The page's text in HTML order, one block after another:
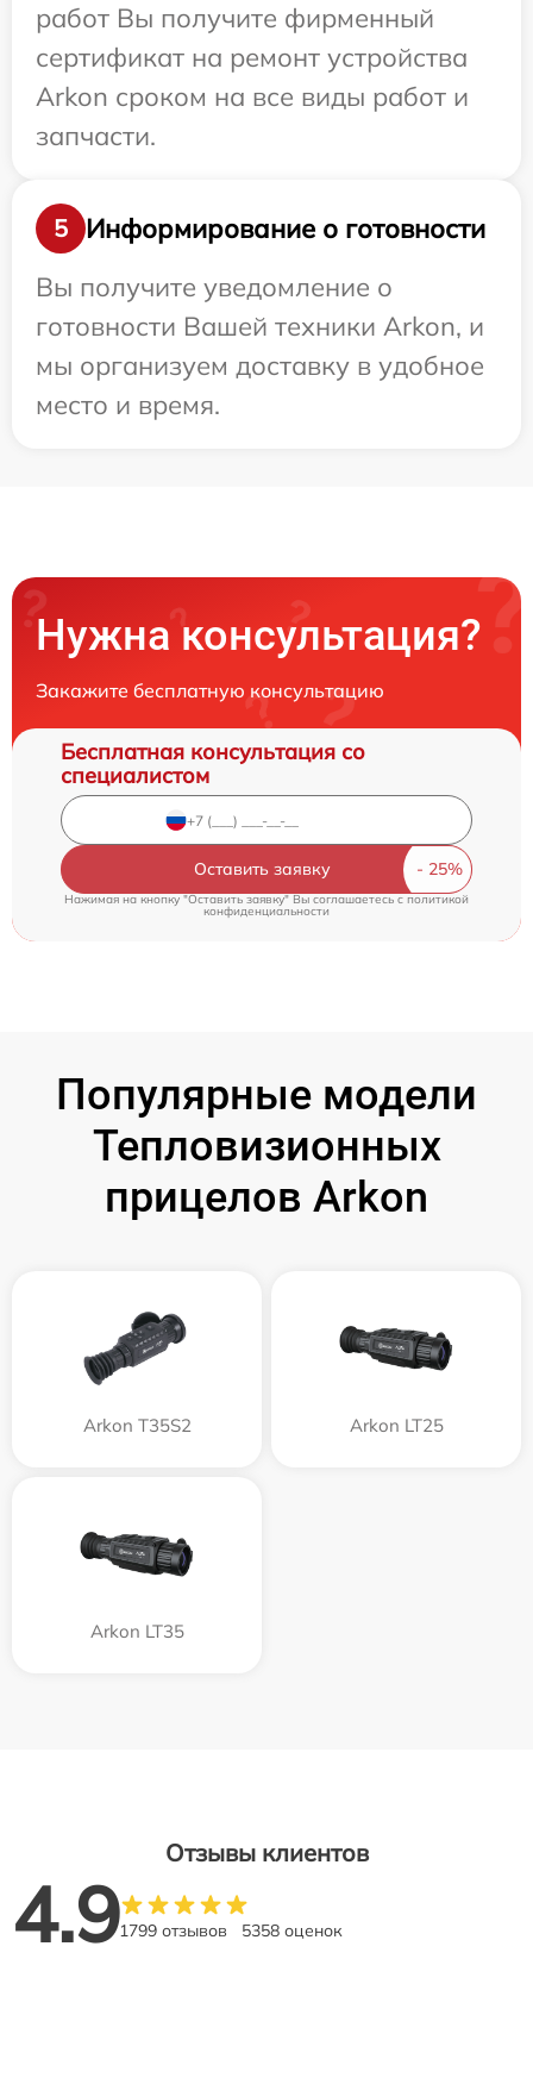
работ Вы получите фирменный
сертификат на ремонт устройства
Arkon сроком на все виды работ и
запчасти.
5
Информирование о готовности
Вы получите уведомление о
готовности Вашей техники Arkon, и
мы организуем доставку в удобное
место и время.
Нужна консультация?
Закажите бесплатную консультацию
Бесплатная консультация со
специалистом
Оставить заявку
Нажимая на кнопку "Оставить заявку" Вы соглашаетесь cполитикой
конфиденциальности
Популярные модели
Тепловизионных
прицелов Arkon
Arkon T35S2 Arkon LT25
Arkon LT35
Отзывы клиентов
4.91799 отзывов 5358 оценок